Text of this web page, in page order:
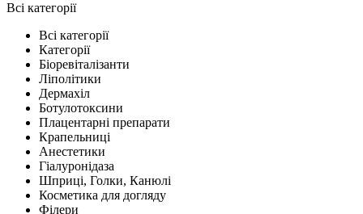
Всі категорії
Всі категорії
Категорії
Біоревіталізанти
Ліполітики
Дермахіл
Ботулотоксини
Плацентарні препарати
Крапельниці
Анестетики
Гіалуронідаза
Шприці, Голки, Канюлі
Косметика для догляду
Філери